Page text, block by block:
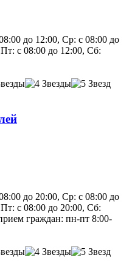
до 12:00, Ср: с 08:00 до
с 08:00 до 12:00, Сб:
до 20:00, Ср: с 08:00 до
с 08:00 до 20:00, Сб:
граждан: пн-пт 8:00-